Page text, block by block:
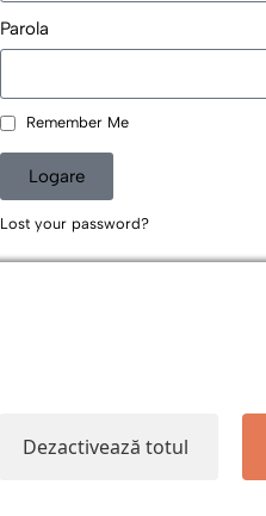
Parola
Remember Me
Logare
Lost your password?
Dezactivează totul